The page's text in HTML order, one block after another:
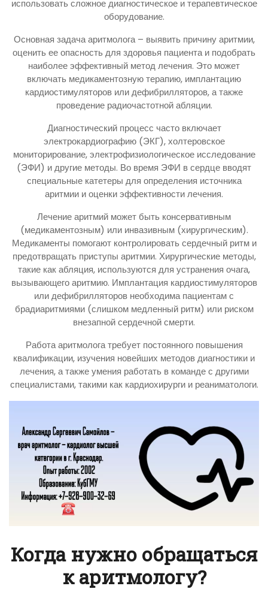
использовать сложное диагностическое и терапевтическое
оборудование.
Основная задача аритмолога – выявить причину аритмии,
оценить ее опасность для здоровья пациента и подобрать
наиболее эффективный метод лечения. Это может
включать медикаментозную терапию, имплантацию
кардиостимуляторов или дефибрилляторов, а также
проведение радиочастотной абляции.
Диагностический процесс часто включает
электрокардиографию (ЭКГ), холтеровское
мониторирование, электрофизиологическое исследование
(ЭФИ) и другие методы. Во время ЭФИ в сердце вводят
специальные катетеры для определения источника
аритмии и оценки эффективности лечения.
Лечение аритмий может быть консервативным
(медикаментозным) или инвазивным (хирургическим).
Медикаменты помогают контролировать сердечный ритм и
предотвращать приступы аритмии. Хирургические методы,
такие как абляция, используются для устранения очага,
вызывающего аритмию. Имплантация кардиостимуляторов
или дефибрилляторов необходима пациентам с
брадиаритмиями (слишком медленный ритм) или риском
внезапной сердечной смерти.
Работа аритмолога требует постоянного повышения
квалификации, изучения новейших методов диагностики и
лечения, а также умения работать в команде с другими
специалистами, такими как кардиохирурги и реаниматологи.
Когда нужно обращаться
к аритмологу?